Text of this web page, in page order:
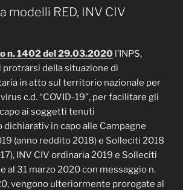
modelli RED, INV CIV
n. 1402 del 29.03.2020 l’INPS,
della situazione di
in atto sul territorio nazionale per
c.d. “COVID-19”, per facilitare gli
ai soggetti tenuti
dichiarativ in capo alle Campagne
(anno reddito 2018) e Solleciti 2018
INV CIV ordinaria 2019 e Solleciti
al 31 marzo 2020 con messaggio n.
vengono ulteriormente prorogate al